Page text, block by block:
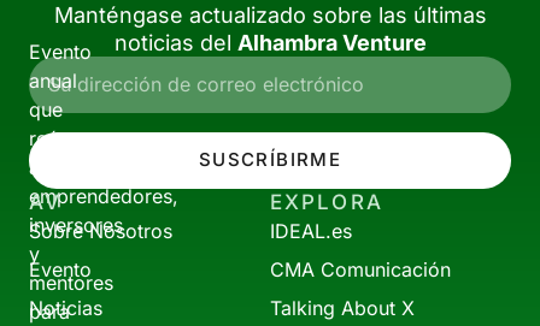
Evento
anual
que
reúne
a
emprendedores,
inversores
y
mentores
para
Manténgase actualizado sobre las últimas
noticias del Alhambra Venture
SUSCRÍBIRME
AV
Sobre Nosotros
Evento
Noticias
EXPLORA
IDEAL.es
CMA Comunicación
Talking About X